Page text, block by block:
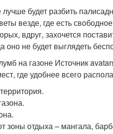
будет разбить
везде, где есть
вдруг, захочется
оно не будет выглядеть
на газоне Источник
где удобнее всего
зоны отдыха – мангала,